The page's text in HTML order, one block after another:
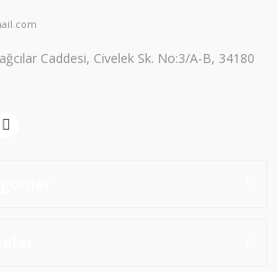
Caddesi, Civelek Sk. No:3/A-B, 34180